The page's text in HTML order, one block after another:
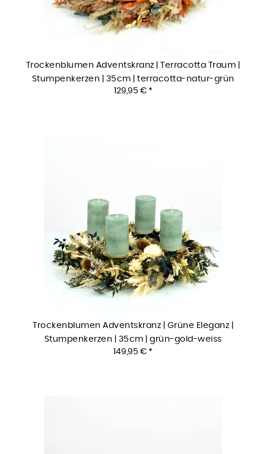
Trockenblumen Adventskranz | Terracotta Traum |
Stumpenkerzen | 35cm | terracotta-natur-grün
129,95 € *
Trockenblumen Adventskranz | Grüne Eleganz |
Stumpenkerzen | 35cm | grün-gold-weiss
149,95 € *